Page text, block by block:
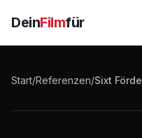
DeinFilmfür
Start/Referenzen/Sixt
Sixt Fördertechnik in